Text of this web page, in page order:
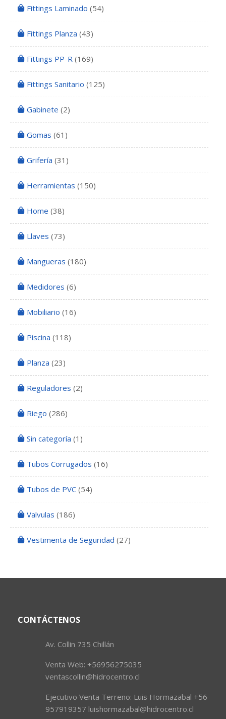
Fittings Laminado (54)
Fittings Planza (43)
Fittings PP-R (169)
Fittings Sanitario (125)
Gabinete (2)
Gomas (61)
Grifería (31)
Herramientas (150)
Home (38)
Llaves (73)
Mangueras (180)
Medidores (6)
Mobiliario (16)
Piscina (118)
Planza (23)
Reguladores (2)
Riego (286)
Sin categoría (1)
Tubos Corrugados (16)
Tubos de PVC (54)
Valvulas (186)
Vestimenta de Seguridad (27)
CONTÁCTENOS
Av. Collin 735 Chillán
Venta Web: +56956275035
ventascollin@hidrocentro.cl
Ejecutivo Venta Terreno: Luis Hormazabal +56
957919357 luishormazabal@hidrocentro.cl